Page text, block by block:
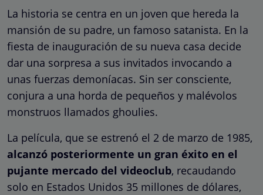
La historia se centra en un joven que hereda la
mansión de su padre, un famoso satanista. En la
fiesta de inauguración de su nueva casa decide
dar una sorpresa a sus invitados invocando a
unas fuerzas demoníacas. Sin ser consciente,
conjura a una horda de pequeños y malévolos
monstruos llamados ghoulies.
La película, que se estrenó el 2 de marzo de 1985,
alcanzó posteriormente un gran éxito en el
pujante mercado del videoclub, recaudando
solo en Estados Unidos 35 millones de dólares,